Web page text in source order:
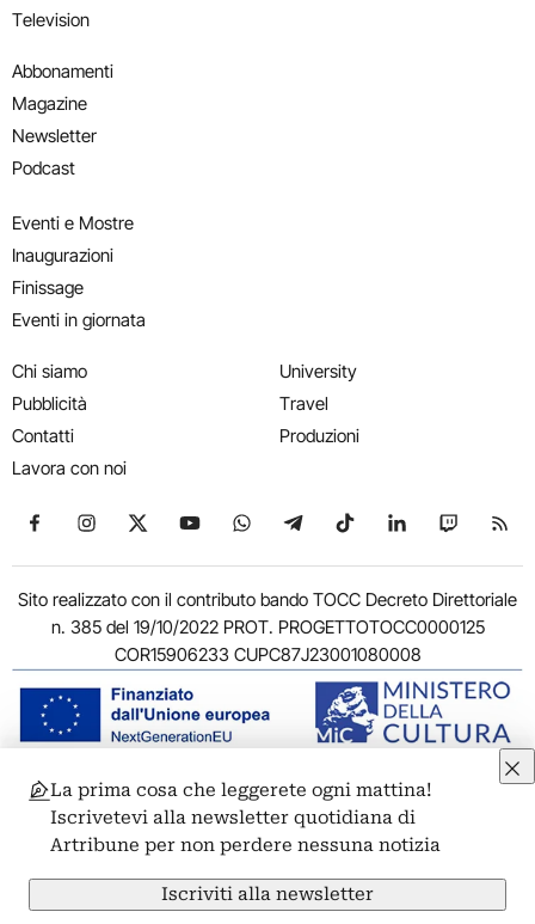
Television
Abbonamenti
Magazine
Newsletter
Podcast
Eventi e Mostre
Inaugurazioni
Finissage
Eventi in giornata
Chi siamo
Pubblicità
Contatti
Lavora con noi
University
Travel
Produzioni
Seguici su Facebook
Seguici su Instagram
Seguici su X
Seguici su YouTube
Seguici su WhatsApp
Seguici su Telegram
Seguici su TikTok
Seguici su
Seguici
Sito realizzato con il contributo bando TOCC Decreto Direttoriale
n. 385 del 19/10/2022 PROT. PROGETTOTOCC0000125
COR15906233 CUPC87J23001080008
© 2011-2026 ARTRIBUNE srl – Corso Vittorio Emanuele II, 287 –
00186 Roma - P.I. 11381581005
Privacy: Responsabile della protezione dei dati personali
ARTRIBUNE srl – Corso Vittorio Emanuele II, 287 – 00186 Roma
Termini e condizioniPrivacy PolicyCookie PolicyCredits
La prima cosa che leggerete ogni mattina!
Iscrivetevi alla newsletter quotidiana di
Artribune per non perdere nessuna notizia
Iscriviti alla newsletter